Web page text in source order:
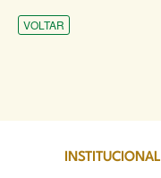
VOLTAR
INSTITUCIONAL